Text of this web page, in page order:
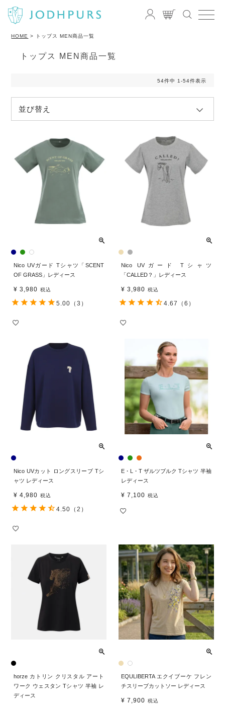
HOME トップス MEN商品一覧
トップス MEN商品一覧
並び替え
54件中 1 -54件表示
Nico UVガード Tシャツ「SCENT
OF GRASS」レディース
¥ 3,980 税込
5.00 （3）
Nico UVガード Tシャツ
「CALLED？」レディース
¥ 3,980 税込
4.67 （6）
Nico UVカット ロングスリーブ Tシ
ャツ レディース
¥ 4,980 税込
4.50 （2）
E・L・T ザルツブルク Tシャツ 半袖
レディース
¥ 7,100 税込
horze カトリン クリスタル アート
ワーク ウェスタン Tシャツ 半袖 レ
ディース
EQULIBERTA エクイブーケ フレン
チスリーブカットソー レディース
¥ 7,900 税込